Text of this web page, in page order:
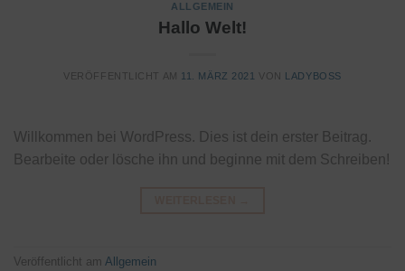
ALLGEMEIN
Hallo Welt!
VERÖFFENTLICHT AM 11. MÄRZ 2021 VON LADYBOSS
Willkommen bei WordPress. Dies ist dein erster Beitrag.
Bearbeite oder lösche ihn und beginne mit dem Schreiben!
Veröffentlicht am Allgemein